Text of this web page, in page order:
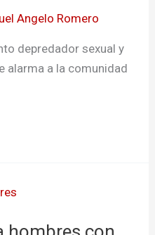
Angelo Romero
depredador sexual y
alarma a la comunidad